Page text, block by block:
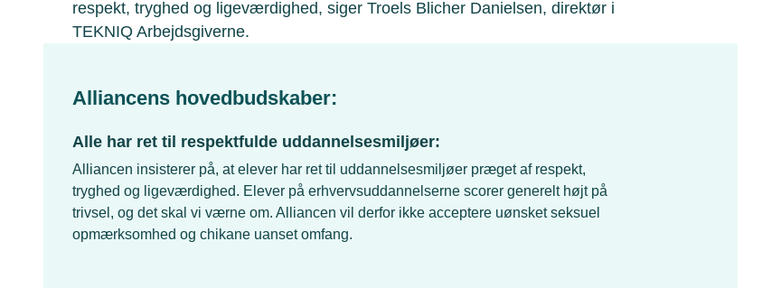
respekt, tryghed og ligeværdighed, siger Troels Blicher Danielsen, direktør i
TEKNIQ Arbejdsgiverne.
Alliancens hovedbudskaber:
Alle har ret til respektfulde uddannelsesmiljøer:
Alliancen insisterer på, at elever har ret til uddannelsesmiljøer præget af respekt,
tryghed og ligeværdighed. Elever på erhvervsuddannelserne scorer generelt højt på
trivsel, og det skal vi værne om. Alliancen vil derfor ikke acceptere uønsket seksuel
opmærksomhed og chikane uanset omfang.